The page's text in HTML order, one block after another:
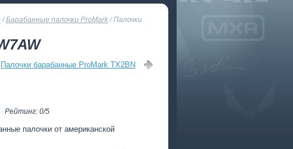
/Барабанные палочки ProMark/Палочки
Палочки барабанные ProMark TX2BN
Рейтинг: 0/5
палочки от американской